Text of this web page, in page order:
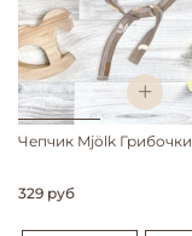
Чепчик Mjölk Грибочки
329 руб